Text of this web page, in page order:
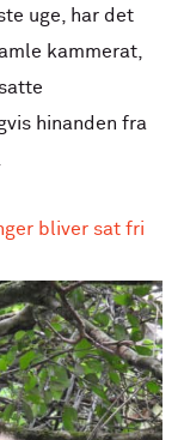
uge, har det
kammerat,
hinanden fra
bliver sat fri